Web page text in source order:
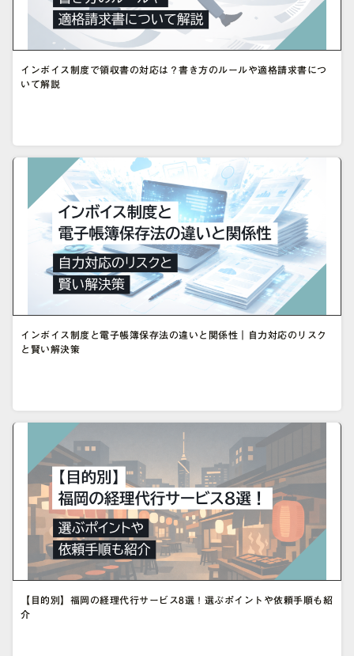
インボイス制度で領収書の対応は？書き方のルールや適格請求書につ
いて解説
インボイス制度と電子帳簿保存法の違いと関係性｜自力対応のリスク
と賢い解決策
【目的別】福岡の経理代行サービス8選！選ぶポイントや依頼手順も紹
介